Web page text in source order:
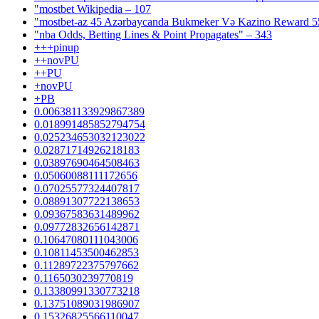
"mostbet Wikipedia – 107
"mostbet-az 45 Azərbaycanda Bukmeker Və Kazino Reward
"nba Odds, Betting Lines & Point Propagates" – 343
+++pinup
++novPU
++PU
+novPU
+PB
0.006381133929867389
0.018991485852794754
0.025234653032123022
0.02871714926218183
0.03897690464508463
0.05060088111172656
0.07025577324407817
0.08891307722138653
0.09367583631489962
0.09772832656142871
0.10647080111043006
0.10811453500462853
0.11289722375797662
0.1165030239770819
0.13380991330773218
0.13751089031986907
0.15326825566110047